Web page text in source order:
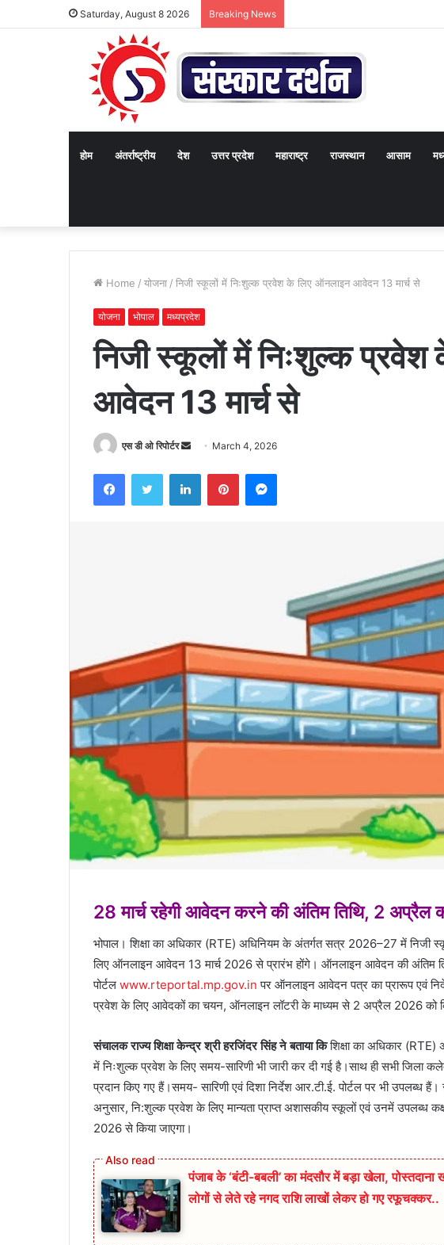
Saturday, August 8 2026 Breaking News
होम अंतर्राष्ट्रीय देश उत्तर प्रदेश महाराष्ट्र राजस्थान आसाम
Home / योजना / निजी स्कूलों में निःशुल्क प्रवेश के लिए ऑनलाइन आवेदन 13 मार्च से
योजना भोपाल मध्यप्रदेश
निजी स्कूलों में निःशुल्क
आवेदन 13 मार्च से
एस डी ओ रिपोर्टर
Send March 4, 2026
FacebookTwitter LinkedInPinterestMessenger
28 मार्च रहेगी आवेदन करने की अंतिम तिथि, 2 अप्रैल
भोपाल। शिक्षा का अधिकार (RTE) अधिनियम के अंतर्गत सत्र 2026–27 में निजी
लिए ऑनलाइन आवेदन 13 मार्च 2026 से प्रारंभ होंगे। ऑनलाइन आवेदन की अंतिम
पोर्टल www.rteportal.mp.gov.in पर ऑनलाइन आवेदन पत्र का प्रारूप एवं
प्रवेश के लिए आवेदकों का चयन, ऑनलाइन लॉटरी के माध्यम से 2 अप्रैल 2026 को
संचालक राज्य शिक्षा केन्द्र श्री हरजिंदर सिंह ने बताया किशिक्षा का अधिकार
में निःशुल्क प्रवेश के लिए समय-सारिणी भी जारी कर दी गई है।साथ ही सभी जिला
प्रदान किए गए हैं।समय- सारिणी एवं दिशा निर्देश आर.टी.ई. पोर्टल पर भी उपलब्ध
अनुसार, नि:शुल्क प्रवेश के लिए मान्यता प्राप्त अशासकीय स्कूलों एवं उनमें उपलब्ध
2026 से किया जाएगा।
पंजाब के ‘बंटी-बबली’ का मंदसौर में बड़ा खेला,
लोगों से लेते रहे नगद राशि लाखों लेकर हो गए रफूचक्कर..